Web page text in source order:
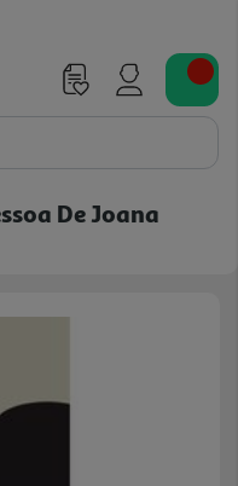
De Joana